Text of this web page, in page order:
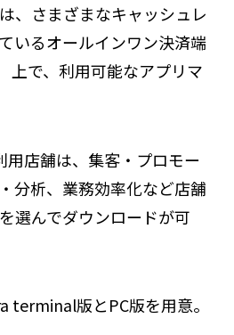
、さまざまなキャッシュレ
いるオールインワン決済端
で、利用可能なアプリマ
用店舗は、集客・プロモー
分析、業務効率化など店舗
選んでダウンロードが可
版とPC版を用意。